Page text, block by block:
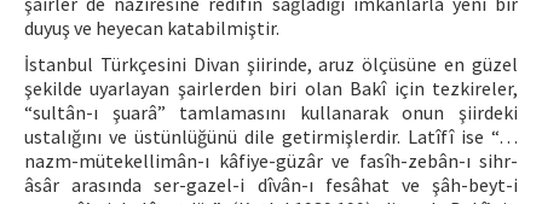
duyuş ve heyecan katabilmiştir.
İstanbul Türkçesini Divan şiirinde, aruz ölçüsüne en güzel
şekilde uyarlayan şairlerden biri olan Bakî için tezkireler,
“sultân-ı şuarâ” tamlamasını kullanarak onun şiirdeki
ustalığını ve üstünlüğünü dile getirmişlerdir. Latîfî ise “…
nazm-mütekellimân-ı kâfiye-güzâr ve fasîh-zebân-ı sihr-
âsâr arasında ser-gazel-i dîvân-ı fesâhat ve şâh-beyt-i